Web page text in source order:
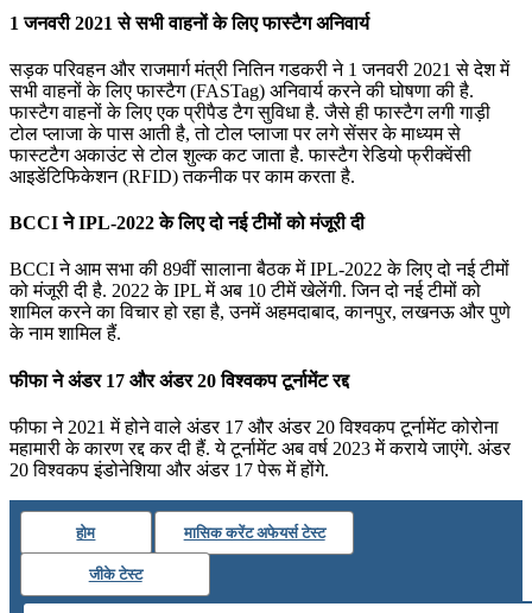
1 जनवरी 2021 से सभी वाहनों के लिए फास्टैग अनिवार्य
सड़क परिवहन और राजमार्ग मंत्री नितिन गडकरी ने 1 जनवरी 2021 से देश में
सभी वाहनों के लिए फास्टैग (FASTag) अनिवार्य करने की घोषणा की है.
फास्टैग वाहनों के लिए एक प्रीपैड टैग सुविधा है. जैसे ही फास्टैग लगी गाड़ी
टोल प्लाजा के पास आती है, तो टोल प्लाजा पर लगे सेंसर के माध्यम से
फास्टटैग अकाउंट से टोल शुल्क कट जाता है. फास्टैग रेडियो फ्रीक्वेंसी
आइडेंटिफिकेशन (RFID) तकनीक पर काम करता है.
BCCI ने IPL-2022 के लिए दो नई टीमों को मंजूरी दी
BCCI ने आम सभा की 89वीं सालाना बैठक में IPL-2022 के लिए दो नई टीमों
को मंजूरी दी है. 2022 के IPL में अब 10 टीमें खेलेंगी. जिन दो नई टीमों को
शामिल करने का विचार हो रहा है, उनमें अहमदाबाद, कानपुर, लखनऊ और पुणे
के नाम शामिल हैं.
फीफा ने अंडर 17 और अंडर 20 विश्‍वकप टूर्नामेंट रद्द
फीफा ने 2021 में होने वाले अंडर 17 और अंडर 20 विश्‍वकप टूर्नामेंट कोरोना
महामारी के कारण रद्द कर दी हैं. ये टूर्नामेंट अब वर्ष 2023 में कराये जाएंगे. अंडर
20 विश्‍वकप इंडोनेशिया और अंडर 17 पेरू में होंगे.
होम मासिक करेंट अफेयर्स टेस्ट
जीके टेस्ट